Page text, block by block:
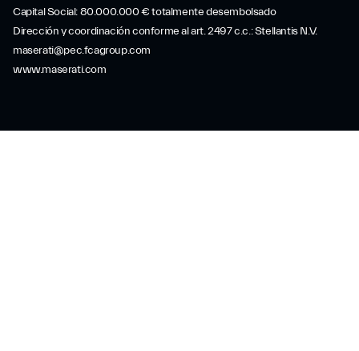
Capital Social: 80.000.000 € totalmente desembolsado
Dirección y coordinación conforme al art. 2497 c.c.: Stellantis N.V.
maserati@pec.fcagroup.com
www.maserati.com